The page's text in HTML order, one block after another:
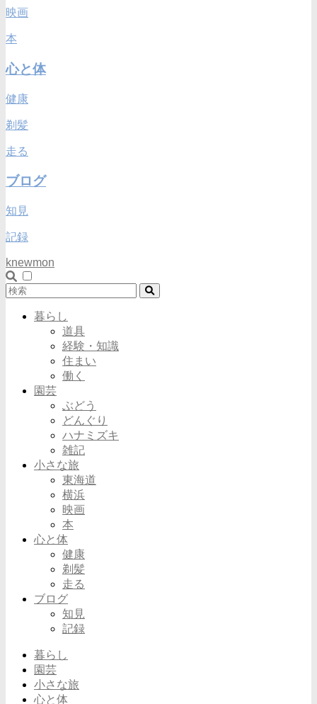
映画
本
心と体
健康
剃髪
走る
ブログ
知見
記録
knewmon
暮らし
道具
経験・知識
住まい
働く
園芸
ぶどう
どんぐり
ハナミズキ
雑記
小さな旅
東海道
横浜
映画
本
心と体
健康
剃髪
走る
ブログ
知見
記録
暮らし
園芸
小さな旅
心と体